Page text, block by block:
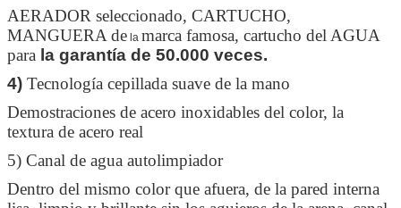
AERADOR seleccionado, CARTUCHO,
MANGUERA de la marca famosa, cartucho del AGUA
para la garantía de 50.000 veces.
4) Tecnología cepillada suave de la mano
Demostraciones de acero inoxidables del color, la
textura de acero real
5) Canal de agua autolimpiador
Dentro del mismo color que afuera, de la pared interna